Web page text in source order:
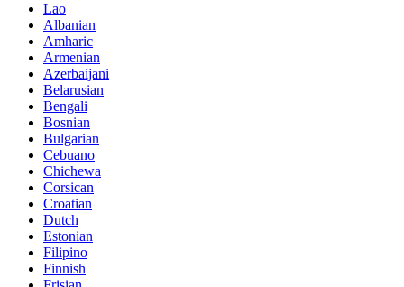
Lao
Albanian
Amharic
Armenian
Azerbaijani
Belarusian
Bengali
Bosnian
Bulgarian
Cebuano
Chichewa
Corsican
Croatian
Dutch
Estonian
Filipino
Finnish